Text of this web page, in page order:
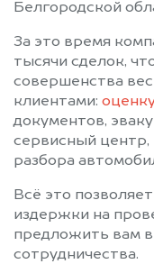
Белгородской
За это время
тысячи сделок,
совершенства
клиентами:
документов,
сервисный центр,
разбора
Всё это
издержки на
предложить вам
сотрудничества.